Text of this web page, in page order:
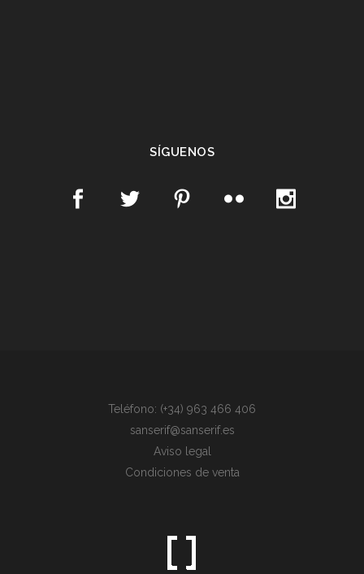
SÍGUENOS
Teléfono: (+34) 963 466 406
sanserif@sanserif.es
Aviso legal
Condiciones de venta